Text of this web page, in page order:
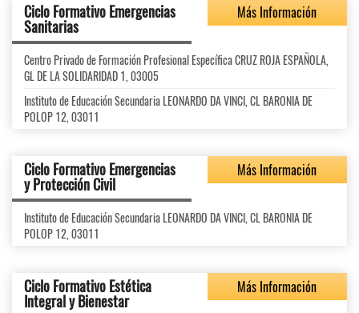
Ciclo Formativo Emergencias
Sanitarias
Más Información
Centro Privado de Formación Profesional Específica CRUZ ROJA ESPAÑOLA,
GL DE LA SOLIDARIDAD 1, 03005
Instituto de Educación Secundaria LEONARDO DA VINCI, CL BARONIA DE
POLOP 12, 03011
Ciclo Formativo Emergencias
y Protección Civil
Más Información
Instituto de Educación Secundaria LEONARDO DA VINCI, CL BARONIA DE
POLOP 12, 03011
Ciclo Formativo Estética
Integral y Bienestar
Más Información